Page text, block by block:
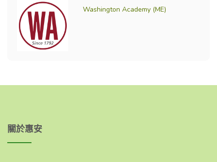
Washington Academy (ME)
關於惠安